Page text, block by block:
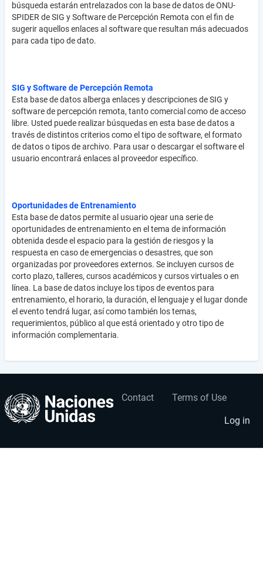
búsqueda estarán entrelazados con la base de datos de ONU-
SPIDER de SIG y Software de Percepción Remota con el fin de
sugerir aquellos enlaces al software que resultan más adecuados
para cada tipo de dato.
SIG y Software de Percepción Remota
Esta base de datos alberga enlaces y descripciones de SIG y
software de percepción remota, tanto comercial como de acceso
libre. Usted puede realizar búsquedas en esta base de datos a
través de distintos criterios como el tipo de software, el formato
de datos o tipos de archivo. Para usar o descargar el software el
usuario encontrará enlaces al proveedor específico.
Oportunidades de Entrenamiento
Esta base de datos permite al usuario ojear una serie de
oportunidades de entrenamiento en el tema de información
obtenida desde el espacio para la gestión de riesgos y la
respuesta en caso de emergencias o desastres, que son
organizadas por proveedores externos. Se incluyen cursos de
corto plazo, talleres, cursos académicos y cursos virtuales o en
línea. La base de datos incluye los tipos de eventos para
entrenamiento, el horario, la duración, el lenguaje y el lugar donde
el evento tendrá lugar, así como también los temas,
requerimientos, público al que está orientado y otro tipo de
información complementaria.
Footer
Contact Terms of Use
User
account
menu
Log in